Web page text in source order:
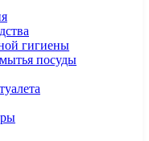
гигиены
посуды